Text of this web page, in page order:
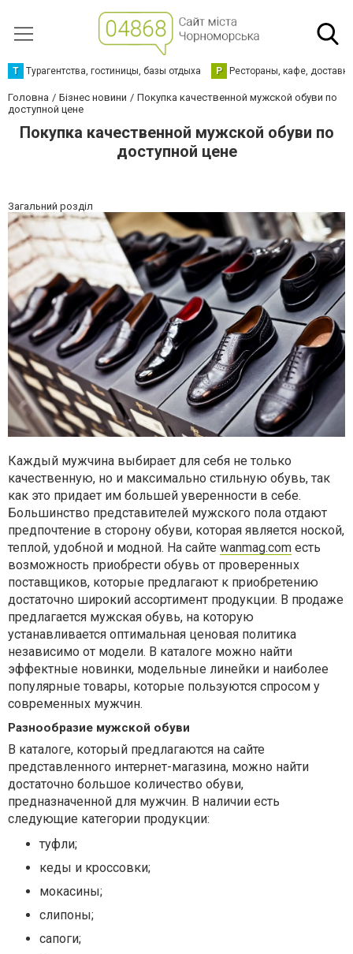
Т Турагентства, гостиницы, базы отдыха Р Рестораны, кафе,
Головна Бізнес новини
Покупка качественной мужской обуви по
доступной цене
Покупка качественной мужской обуви по
доступной цене
Загальний розділ
Каждый мужчина выбирает для себя не только
качественную, но и максимально стильную обувь, так
как это придает им большей уверенности в себе.
Большинство представителей мужского пола отдают
предпочтение в сторону обуви, которая является ноской,
теплой, удобной и модной. На сайте wanmag.com есть
возможность приобрести обувь от проверенных
поставщиков, которые предлагают к приобретению
достаточно широкий ассортимент продукции. В продаже
предлагается мужская обувь, на которую
устанавливается оптимальная ценовая политика
независимо от модели. В каталоге можно найти
эффектные новинки, модельные линейки и наиболее
популярные товары, которые пользуются спросом у
современных мужчин.
Разнообразие мужской обуви
В каталоге, который предлагаются на сайте
представленного интернет-магазина, можно найти
достаточно большое количество обуви,
предназначенной для мужчин. В наличии есть
следующие категории продукции:
туфли;
кеды и кроссовки;
мокасины;
слипоны;
сапоги;